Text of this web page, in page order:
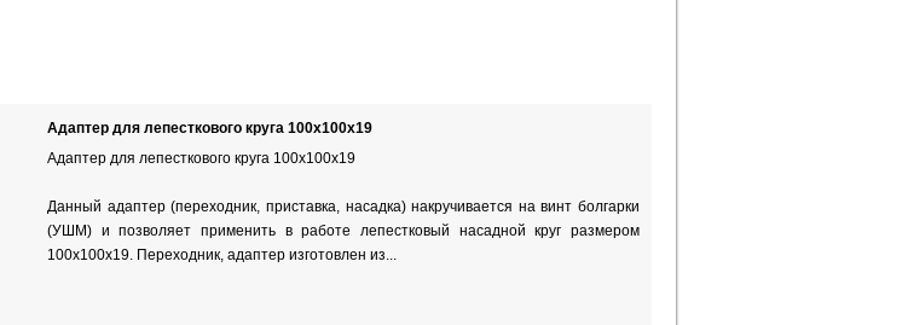
Адаптер для лепесткового круга 100х100х19
Адаптер для лепесткового круга 100х100х19
Данный адаптер (переходник, приставка, насадка) накручивается на винт болгарки
(УШМ) и позволяет применить в работе лепестковый насадной круг размером
100х100х19. Переходник, адаптер изготовлен из...